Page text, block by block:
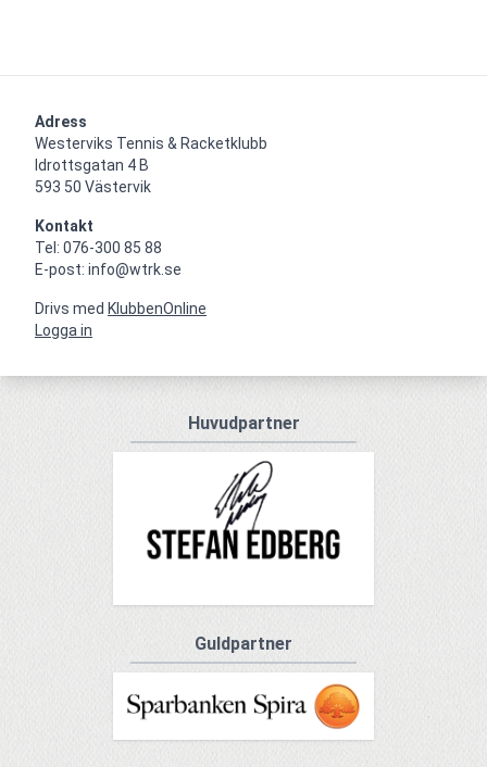
Adress
Westerviks Tennis & Racketklubb
Idrottsgatan 4 B
593 50 Västervik
Kontakt
Tel: 076-300 85 88
E-post: info@wtrk.se
Drivs med KlubbenOnline
Logga in
Huvudpartner
Guldpartner